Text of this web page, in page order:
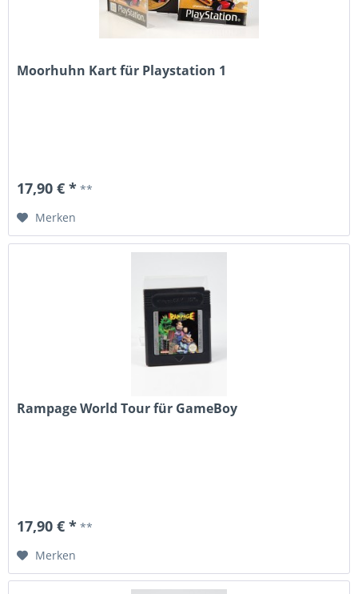
Moorhuhn Kart für Playstation 1
17,90 € * **
Merken
Rampage World Tour für GameBoy
17,90 € * **
Merken